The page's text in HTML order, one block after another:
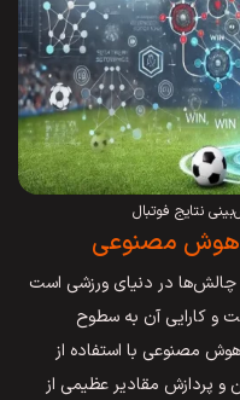
نتایج فوتبال
هوش مصنوعی
چالش‌ها در دنیای ورزشی است
و کارایی آن به سطوح
مصنوعی با استفاده از
و پردازش مقادیر عظیمی از